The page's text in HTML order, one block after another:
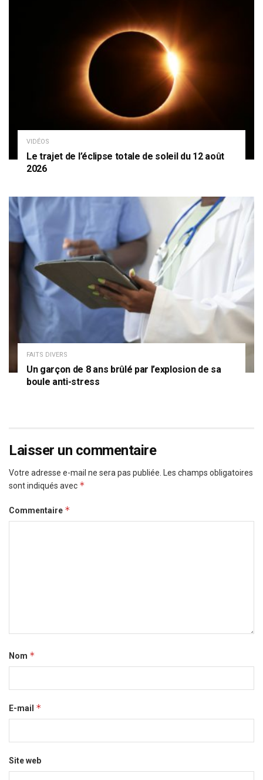
VIDÉOS
Le trajet de l’éclipse totale de soleil du 12 août
2026
FAITS DIVERS
Un garçon de 8 ans brûlé par l’explosion de sa
boule anti-stress
Laisser un commentaire
Votre adresse e-mail ne sera pas publiée. Les champs obligatoires
sont indiqués avec *
Commentaire *
Nom *
E-mail *
Site web